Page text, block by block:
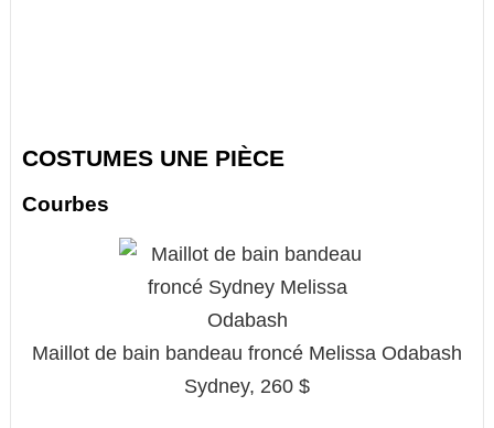
COSTUMES UNE PIÈCE
Courbes
Maillot de bain bandeau froncé Melissa Odabash
Sydney, 260 $